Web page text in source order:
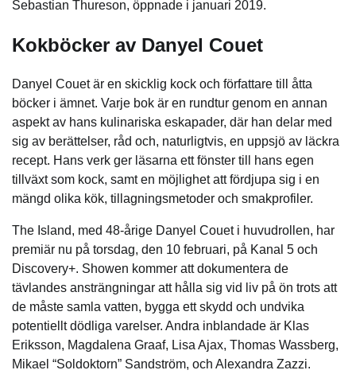
Sebastian Thureson, öppnade i januari 2019.
Kokböcker av Danyel Couet
Danyel Couet är en skicklig kock och författare till åtta
böcker i ämnet. Varje bok är en rundtur genom en annan
aspekt av hans kulinariska eskapader, där han delar med
sig av berättelser, råd och, naturligtvis, en uppsjö av läckra
recept. Hans verk ger läsarna ett fönster till hans egen
tillväxt som kock, samt en möjlighet att fördjupa sig i en
mängd olika kök, tillagningsmetoder och smakprofiler.
The Island, med 48-årige Danyel Couet i huvudrollen, har
premiär nu på torsdag, den 10 februari, på Kanal 5 och
Discovery+. Showen kommer att dokumentera de
tävlandes ansträngningar att hålla sig vid liv på ön trots att
de måste samla vatten, bygga ett skydd och undvika
potentiellt dödliga varelser. Andra inblandade är Klas
Eriksson, Magdalena Graaf, Lisa Ajax, Thomas Wassberg,
Mikael “Soldoktorn” Sandström, och Alexandra Zazzi.